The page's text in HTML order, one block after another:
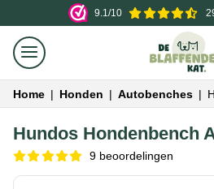
9.1/10
Home | Honden | Autobenches |
Hundos Hondenbench
9 beoordelingen